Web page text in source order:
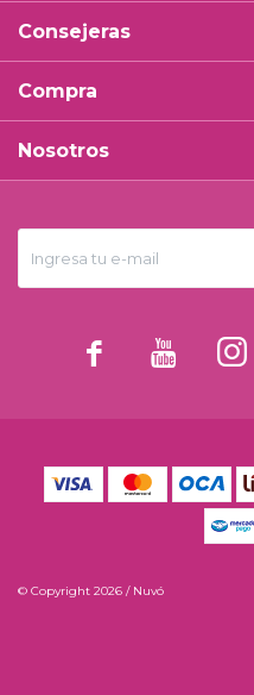
  
Consejeras
Compra
Nosotros
© Copyright 2026 / Nuvó